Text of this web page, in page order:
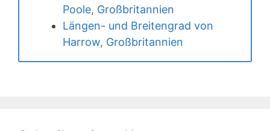
Poole, Großbritannien
Längen- und Breitengrad von
Harrow, Großbritannien